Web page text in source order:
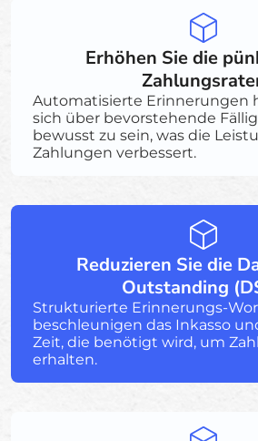
Erhöhen Sie die
Automatisierte Erinnerungen
sich über bevorstehende
bewusst zu sein, was die
Zahlungen verbessert.
Reduzieren Sie die
Outstanding
Strukturierte Erinnerungs-
beschleunigen das Inkasso
Zeit, die benötigt wird, um
erhalten.